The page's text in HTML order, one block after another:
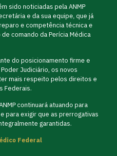
sido noticiadas pela ANMP
e da sua equipe, que já
e competência técnica e
comando da Perícia Médica
do posicionamento firme e
Judiciário, os novos
mais respeito pelos direitos e
Federais.
continuará atuando para
para exigir que as prerrogativas
garantidas.
Federal